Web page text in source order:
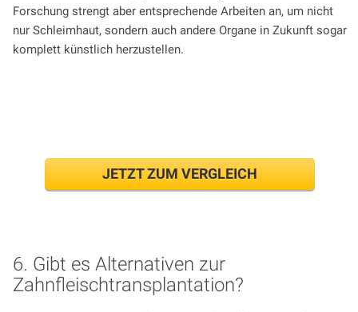
Forschung strengt aber entsprechende Arbeiten an, um nicht
nur Schleimhaut, sondern auch andere Organe in Zukunft sogar
komplett künstlich herzustellen.
JETZT ZUM VERGLEICH
6. Gibt es Alternativen zur
Zahnfleischtransplantation?